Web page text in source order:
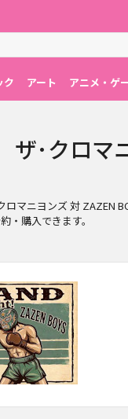
ク アート アニメ・ゲ
･クロマ
マニヨンズ 対 ZAZEN
・購入できます。